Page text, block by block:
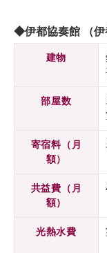
◆伊都協奏館 （伊
建物
部屋数
寄宿料（月
額）
共益費（月
額）
光熱水費